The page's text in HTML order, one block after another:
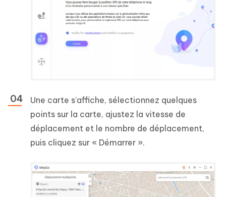
Une carte s’affiche, sélectionnez quelques
points sur la carte, ajustez la vitesse de
déplacement et le nombre de déplacement,
puis cliquez sur « Démarrer ».